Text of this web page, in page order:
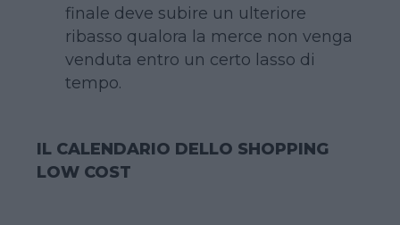
finale deve subire un ulteriore
ribasso qualora la merce non venga
venduta entro un certo lasso di
tempo.
IL CALENDARIO DELLO SHOPPING
LOW COST